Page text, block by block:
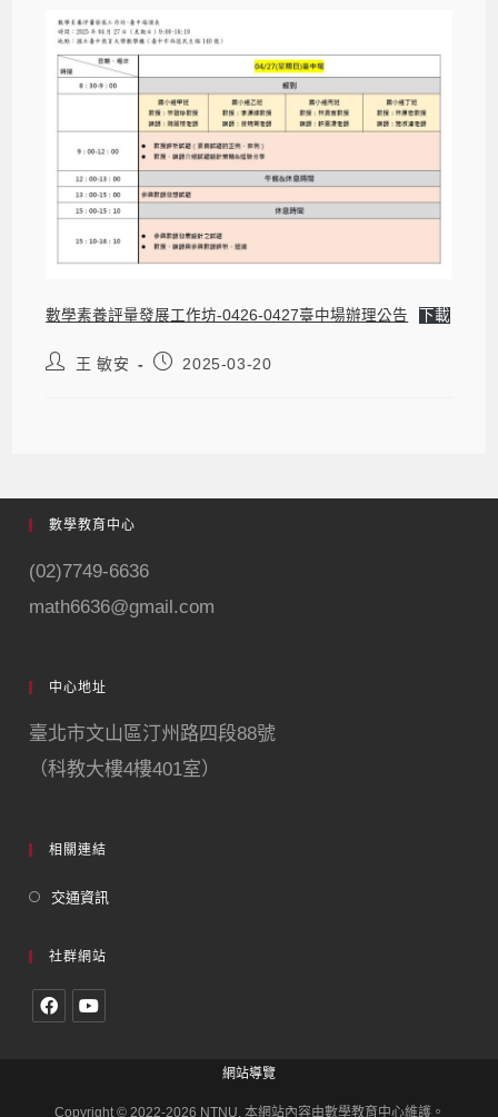
數學素養評量發展工作坊-0426-0427臺中場辦理公告 下載
王 敏安 2025-03-20
數學教育中心
(02)7749-6636
math6636@gmail.com
中心地址
臺北市文山區汀州路四段88號
（科教大樓4樓401室）
相關連結
交通資訊
社群網站
網站導覽
Copyright © 2022-2026 NTNU. 本網站內容由數學教育中心維護。